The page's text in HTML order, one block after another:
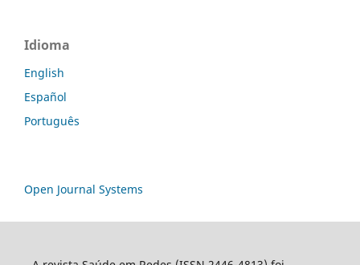
Idioma
English
Español
Português
Open Journal Systems